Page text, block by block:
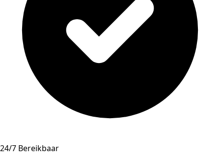
24/7 Bereikbaar